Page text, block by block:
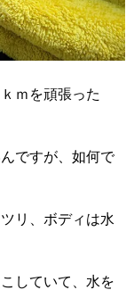
ｍを頑張った
ですが、如何で
リ、ボディは水
していて、水を